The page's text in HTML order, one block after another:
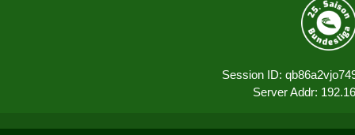
Session ID:
Server Addr: